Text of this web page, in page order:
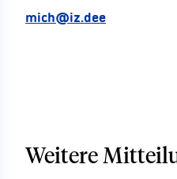
mich@iz.dee
Weitere